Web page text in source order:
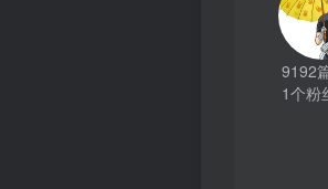
9192
1个粉